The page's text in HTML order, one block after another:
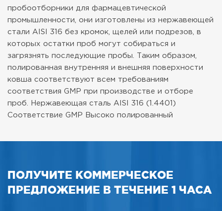
пробоотборники для фармацевтической
промышленности, они изготовлены из нержавеющей
стали AISI 316 без кромок, щелей или подрезов, в
которых остатки проб могут собираться и
загрязнять последующие пробы. Таким образом,
полированная внутренняя и внешняя поверхности
ковша соответствуют всем требованиям
соответствия GMP при производстве и отборе
проб.
Нержавеющая сталь AISI 316 (1.4401)
Соответствие GMP
Высоко полированный
ПОЛУЧИТЕ КОММЕРЧЕСКОЕ
ПРЕДЛОЖЕНИЕ В ТЕЧЕНИЕ 1 ЧАСА